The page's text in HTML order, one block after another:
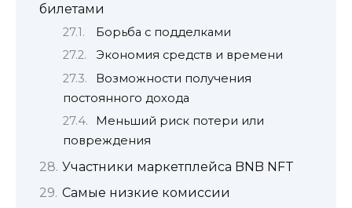
билетами
Борьба с подделками
Экономия средств и времени
Возможности получения
постоянного дохода
Меньший риск потери или
повреждения
Участники маркетплейса BNB NFT
Самые низкие комиссии